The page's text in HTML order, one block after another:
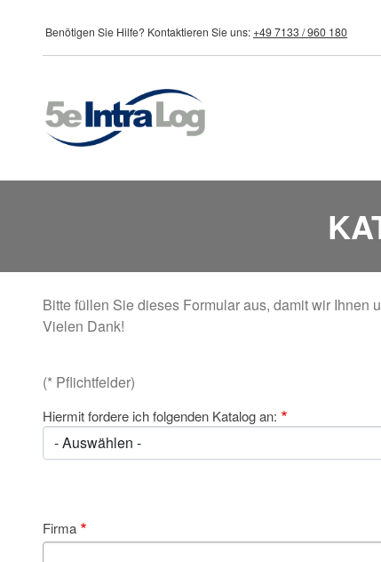
Benötigen Sie Hilfe? Kontaktieren Sie uns:+49 7133 / 960 180
Bitte füllen Sie dieses Formular aus, damit wir Ihnen
Vielen Dank!
(* Pflichtfelder)
Hiermit fordere ich folgenden Katalog an:
Firma